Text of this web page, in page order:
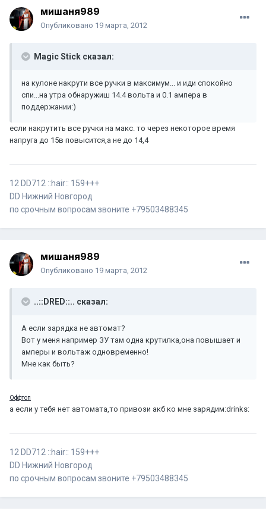
мишаня989
Опубликовано 19 марта, 2012
Magic Stick сказал:
на кулоне накрути все ручки в максимум... и иди спокойно
спи...на утра обнаружиш 14.4 вольта и 0.1 ампера в
поддержании:)
если накрутить все ручки на макс. то через некоторое время
напруга до 15в повысится,а не до 14,4
12 DD712 ::hair:: 159+++
DD Нижний Новгород
по срочным вопросам звоните +79503488345
мишаня989
Опубликовано 19 марта, 2012
..::DRED::.. сказал:
А если зарядка не автомат?
Вот у меня например ЗУ там одна крутилка,она повышает и
амперы и вольтаж одновременно!
Мне как быть?
Оффтоп
а если у тебя нет автомата,то привози акб ко мне зарядим:drinks:
12 DD712 ::hair:: 159+++
DD Нижний Новгород
по срочным вопросам звоните +79503488345